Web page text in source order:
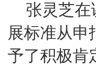
张灵芝
展标准从申
予了积极肯